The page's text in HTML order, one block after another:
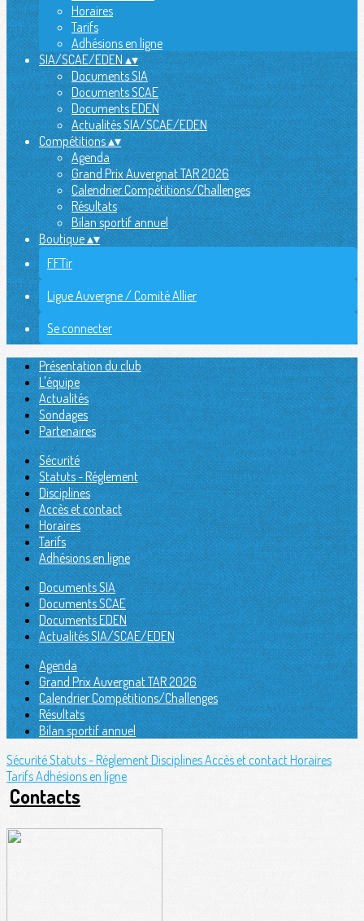
Horaires
Tarifs
Adhésions en ligne
SIA/SCAE/EDEN▴▾
Documents SIA
Documents SCAE
Documents EDEN
Actualités SIA/SCAE/EDEN
Compétitions▴▾
Agenda
Grand Prix Auvergnat TAR 2026
Calendrier Compétitions/Challenges
Résultats
Bilan sportif annuel
Boutique▴▾
FFTir
Ligue Auvergne / Comité Allier
Se connecter
Présentation du club
L'équipe
Actualités
Sondages
Partenaires
Sécurité
Statuts - Réglement
Disciplines
Accès et contact
Horaires
Tarifs
Adhésions en ligne
Documents SIA
Documents SCAE
Documents EDEN
Actualités SIA/SCAE/EDEN
Agenda
Grand Prix Auvergnat TAR 2026
Calendrier Compétitions/Challenges
Résultats
Bilan sportif annuel
SécuritéStatuts - RéglementDisciplinesAccès et contact Horaires
TarifsAdhésions en ligne
Contacts